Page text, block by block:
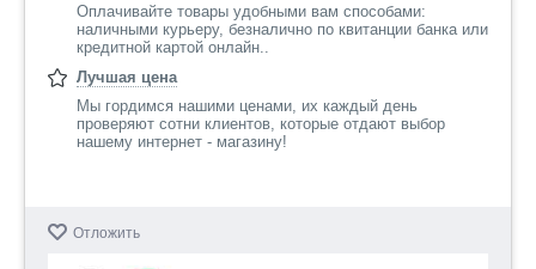
Оплачивайте товары удобными вам способами:
наличными курьеру, безналично по квитанции банка или
кредитной картой онлайн..
Лучшая цена
Мы гордимся нашими ценами, их каждый день
проверяют сотни клиентов, которые отдают выбор
нашему интернет - магазину!
Отложить